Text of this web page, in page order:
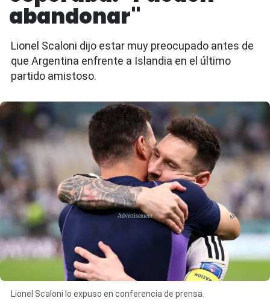
abandonar"
Lionel Scaloni dijo estar muy preocupado antes de
que Argentina enfrente a Islandia en el último
partido amistoso.
Lionel Scaloni lo expuso en conferencia de prensa.
X